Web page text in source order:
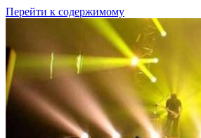
Перейти к содержимому